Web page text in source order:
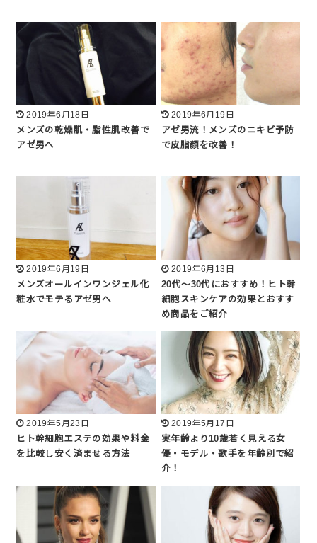
2019年6月18日
メンズの乾燥肌・脂性肌改善で
アゼ男へ
2019年6月19日
アゼ男流！メンズのニキビ予防
で皮脂顔を改善！
2019年6月19日
メンズオールインワンジェル化
粧水でモテるアゼ男へ
2019年6月13日
20代～30代におすすめ！ヒト幹
細胞スキンケアの効果とおすす
め商品をご紹介
2019年5月23日
ヒト幹細胞エステの効果や料金
を比較し安く済ませる方法
2019年5月17日
実年齢より10歳若く見える女
優・モデル・歌手を年齢別で紹
介！